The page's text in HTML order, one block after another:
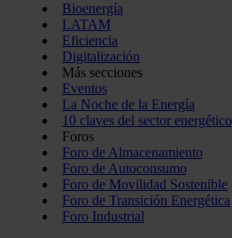
Bioenergía
LATAM
Eficiencia
Digitalización
Más secciones
Eventos
La Noche de la Energía
10 claves del sector energético
Foros
Foro de Almacenamiento
Foro de Autoconsumo
Foro de Movilidad Sostenible
Foro de Transición Energética
Foro Industrial